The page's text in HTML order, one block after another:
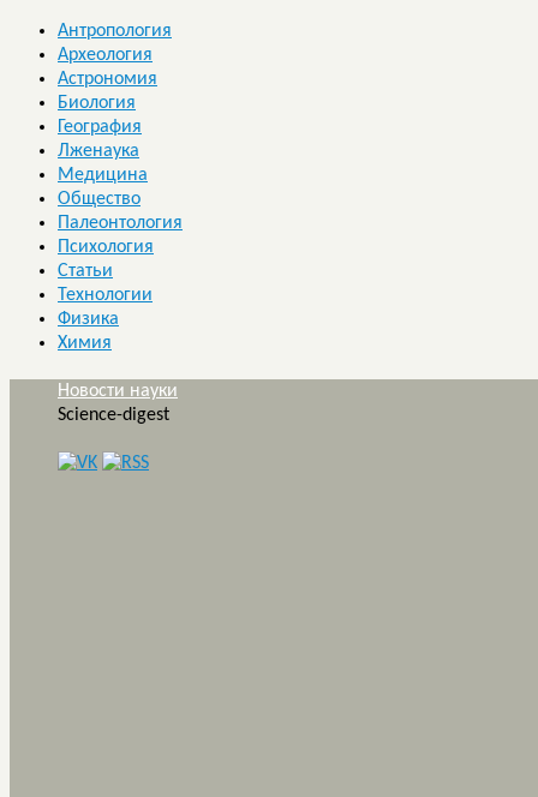
Антропология
Археология
Астрономия
Биология
География
Лженаука
Медицина
Общество
Палеонтология
Психология
Статьи
Технологии
Физика
Химия
Новости науки
Science-digest